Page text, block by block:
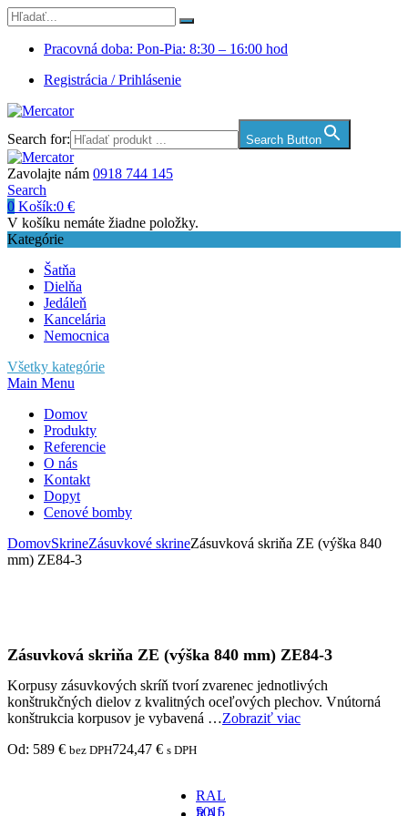
Pracovná doba: Pon-Pia: 8:30 – 16:00 hod
Registrácia / Prihlásenie
Search for: Search Button
Zavolajte nám 0918 744 145
Search
0 Košík:0 €
V košíku nemáte žiadne položky.
Kategórie
Šatňa
Dielňa
Jedáleň
Kancelária
Nemocnica
Všetky kategórie
Main Menu
Domov
Produkty
Referencie
O nás
Kontakt
Dopyt
Cenové bomby
DomovSkrineZásuvkové skrineZásuvková skriňa ZE (výška 840
mm) ZE84-3
Zásuvková skriňa ZE (výška 840 mm) ZE84-3
Korpusy zásuvkových skríň tvorí zvarenec jednotlivých
konštrukčných dielov z kvalitných oceľových plechov. Vnútorná
konštrukcia korpusov je vybavená …Zobraziť viac
Od: 589 € bez DPH724,47 € s DPH
RAL
5015